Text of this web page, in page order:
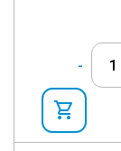
-
shopping_cart